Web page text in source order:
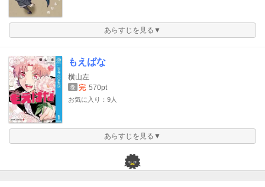
あらすじを見る▼
もえばな
横山左
巻 完 570pt
お気に入り：9人
あらすじを見る▼